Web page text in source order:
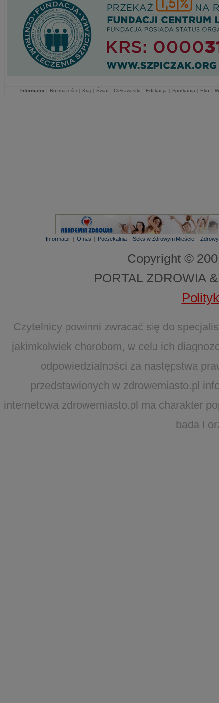
Informator | Rozmaitości | Kraj | Świat | Ciekawostki | Edukacja | Spotkania | Eko |
Informator | O nas | Poczekalnia | Seks w Zdrowym Mieście |
Copyright ©
PORTAL ZDROWIA
Czytelnicy powinni zwracać się do
jakimkolwiek chorobom, w celu ich
odpowiedzialności za następstwa
przedstawionych w zdrowemiasto.pl
internetowa zdrowemiasto.pl ma charakter
bada i